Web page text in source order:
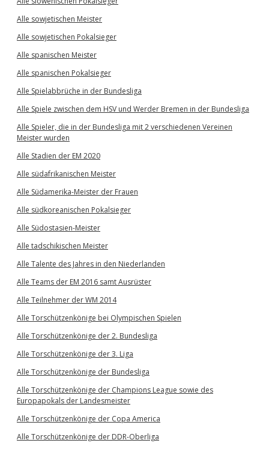
Alle sowjetischen Meister
Alle sowjetischen Pokalsieger
Alle spanischen Meister
Alle spanischen Pokalsieger
Alle Spielabbrüche in der Bundesliga
Alle Spiele zwischen dem HSV und Werder Bremen in der Bundesliga
Alle Spieler, die in der Bundesliga mit 2 verschiedenen Vereinen
Meister wurden
Alle Stadien der EM 2020
Alle südafrikanischen Meister
Alle Südamerika-Meister der Frauen
Alle südkoreanischen Pokalsieger
Alle Südostasien-Meister
Alle tadschikischen Meister
Alle Talente des Jahres in den Niederlanden
Alle Teams der EM 2016 samt Ausrüster
Alle Teilnehmer der WM 2014
Alle Torschützenkönige bei Olympischen Spielen
Alle Torschützenkönige der 2. Bundesliga
Alle Torschützenkönige der 3. Liga
Alle Torschützenkönige der Bundesliga
Alle Torschützenkönige der Champions League sowie des
Europapokals der Landesmeister
Alle Torschützenkönige der Copa America
Alle Torschützenkönige der DDR-Oberliga